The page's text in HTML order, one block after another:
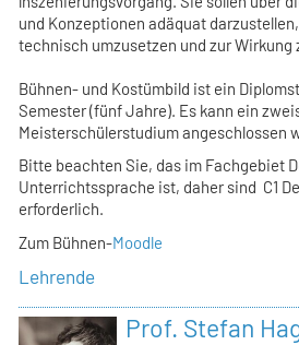
und Konzeptionen adäquat
technisch umzusetzen und zur Wirkung
Bühnen- und Kostümbild ist ein
Semester (fünf Jahre). Es kann ein
Meisterschülerstudium angeschlossen
Bitte beachten Sie, das im Fachgebiet
Unterrichtssprache ist, daher sind C1
erforderlich.
Zum Bühnen-Moodle
Lehrende
Prof. Stefan